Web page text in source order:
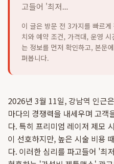
고들어 '최저...
이 글은 방문 전 3가지를 빠르
치와 예약 조건, 가격대, 운영
는 정보를 먼저 확인하고, 본문
펴봅니다.
2026년 3월 11일, 강남역 인근
마다의 경쟁력을 내세우며 고객
다. 특히 프리미엄 레이저 제모
이 선호하지만, 높은 시술 비용
다. 이러한 심리를 파고들어 '최